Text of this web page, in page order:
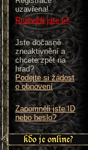
uzavřena!
Prošvihli jste ji?
Jste dočasně
zneaktivnění a
chcete zpět na
hrad?
Podejte si žádost
o obnovení
Zapomněli jste ID
nebo heslo?